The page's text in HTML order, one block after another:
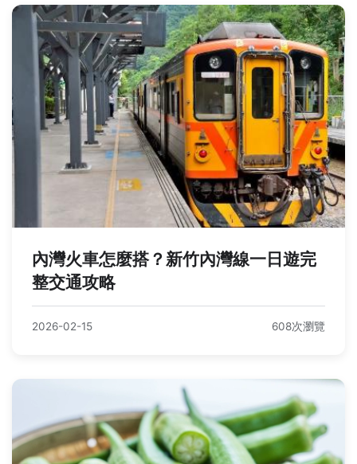
內灣火車怎麼搭？新竹內灣線一日遊完
整交通攻略
2026-02-15 608次瀏覽